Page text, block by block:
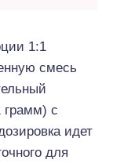
1:1
смесь
грамм) с
идет
для